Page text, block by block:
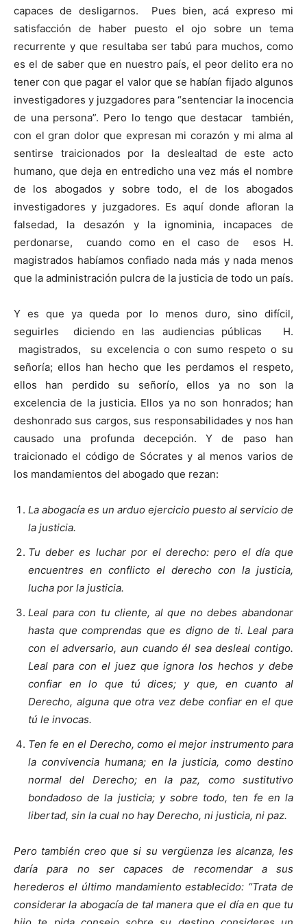
capaces de desligarnos. Pues bien, acá expreso mi
satisfacción de haber puesto el ojo sobre un tema
recurrente y que resultaba ser tabú para muchos, como
es el de saber que en nuestro país, el peor delito era no
tener con que pagar el valor que se habían fijado algunos
investigadores y juzgadores para “sentenciar la inocencia
de una persona”. Pero lo tengo que destacar también,
con el gran dolor que expresan mi corazón y mi alma al
sentirse traicionados por la deslealtad de este acto
humano, que deja en entredicho una vez más el nombre
de los abogados y sobre todo, el de los abogados
investigadores y juzgadores. Es aquí donde afloran la
falsedad, la desazón y la ignominia, incapaces de
perdonarse, cuando como en el caso de esos H.
magistrados habíamos confiado nada más y nada menos
que la administración pulcra de la justicia de todo un país.
Y es que ya queda por lo menos duro, sino difícil,
seguirles diciendo en las audiencias públicas H.
magistrados, su excelencia o con sumo respeto o su
señoría; ellos han hecho que les perdamos el respeto,
ellos han perdido su señorío, ellos ya no son la
excelencia de la justicia. Ellos ya no son honrados; han
deshonrado sus cargos, sus responsabilidades y nos han
causado una profunda decepción. Y de paso han
traicionado el código de Sócrates y al menos varios de
los mandamientos del abogado que rezan:
La abogacía es un arduo ejercicio puesto al servicio de
la justicia.
Tu deber es luchar por el derecho: pero el día que
encuentres en conflicto el derecho con la justicia,
lucha por la justicia.
Leal para con tu cliente, al que no debes abandonar
hasta que comprendas que es digno de ti. Leal para
con el adversario, aun cuando él sea desleal contigo.
Leal para con el juez que ignora los hechos y debe
confiar en lo que tú dices; y que, en cuanto al
Derecho, alguna que otra vez debe confiar en el que
tú le invocas.
Ten fe en el Derecho, como el mejor instrumento para
la convivencia humana; en la justicia, como destino
normal del Derecho; en la paz, como sustitutivo
bondadoso de la justicia; y sobre todo, ten fe en la
libertad, sin la cual no hay Derecho, ni justicia, ni paz.
Pero también creo que si su vergüenza les alcanza, les
daría para no ser capaces de recomendar a sus
herederos el último mandamiento establecido: “Trata de
considerar la abogacía de tal manera que el día en que tu